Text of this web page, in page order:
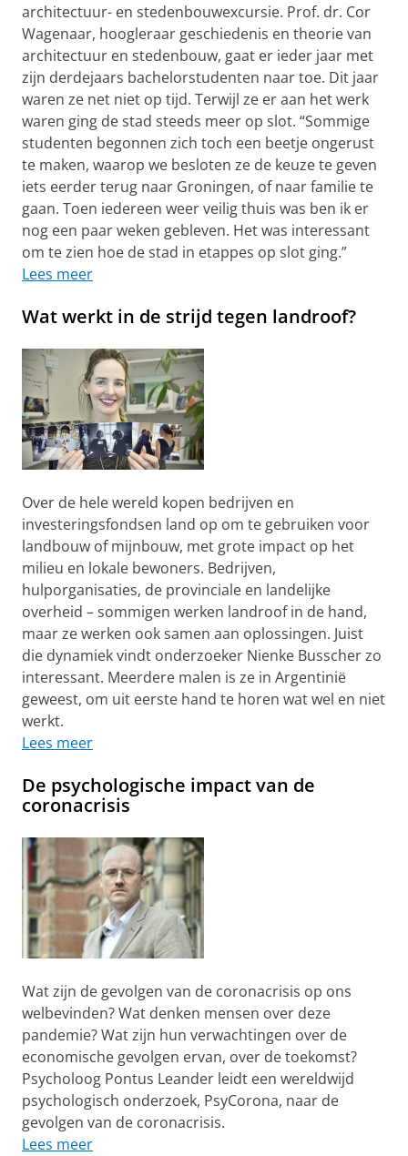
architectuur- en stedenbouwexcursie. Prof. dr. Cor
Wagenaar, hoogleraar geschiedenis en theorie van
architectuur en stedenbouw, gaat er ieder jaar met
zijn derdejaars bachelorstudenten naar toe. Dit jaar
waren ze net niet op tijd. Terwijl ze er aan het werk
waren ging de stad steeds meer op slot. “Sommige
studenten begonnen zich toch een beetje ongerust
te maken, waarop we besloten ze de keuze te geven
iets eerder terug naar Groningen, of naar familie te
gaan. Toen iedereen weer veilig thuis was ben ik er
nog een paar weken gebleven. Het was interessant
om te zien hoe de stad in etappes op slot ging.”
Lees meer
Wat werkt in de strijd tegen landroof?
Over de hele wereld kopen bedrijven en
investeringsfondsen land op om te gebruiken voor
landbouw of mijnbouw, met grote impact op het
milieu en lokale bewoners. Bedrijven,
hulporganisaties, de provinciale en landelijke
overheid – sommigen werken landroof in de hand,
maar ze werken ook samen aan oplossingen. Juist
die dynamiek vindt onderzoeker Nienke Busscher zo
interessant. Meerdere malen is ze in Argentinië
geweest, om uit eerste hand te horen wat wel en niet
werkt.
Lees meer
De psychologische impact van de
coronacrisis
Wat zijn de gevolgen van de coronacrisis op ons
welbevinden? Wat denken mensen over deze
pandemie? Wat zijn hun verwachtingen over de
economische gevolgen ervan, over de toekomst?
Psycholoog Pontus Leander leidt een wereldwijd
psychologisch onderzoek, PsyCorona, naar de
gevolgen van de coronacrisis.
Lees meer